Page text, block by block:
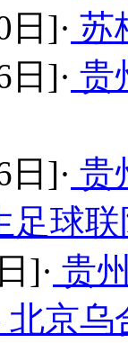
]· 苏
]· 贵
]· 贵
足球
]· 贵
北京